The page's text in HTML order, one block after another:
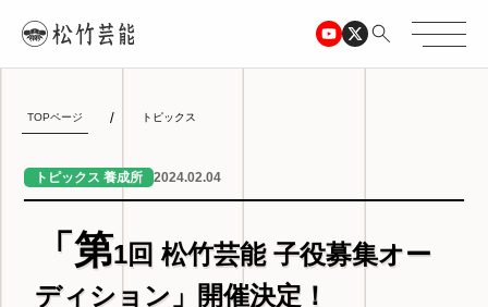
TOPページ トピックス
トピックス 養成所 2024.02.04
「第1回 松竹芸能 子役募集オー
ディション」開催決定！